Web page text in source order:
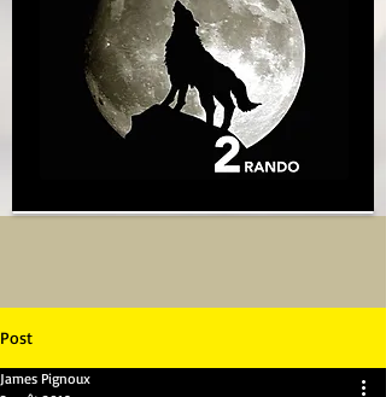
Post
James Pignoux